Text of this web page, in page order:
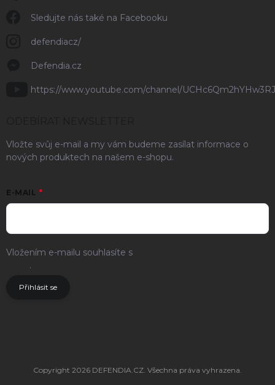
Sledujte nás také na Facebooku
defendiacz/
Defendia.cz
https://www.youtube.com/channel/
Vložte svůj e-mail a my vám budeme zasílat informace o
nových produktech na našem e-shopu.
E-MAIL
Vložením e-mailu souhlasíte s
.
Přihlásit se
Copyright 2026 DEFENDIA.CZ . Všechna práva vyhrazena.